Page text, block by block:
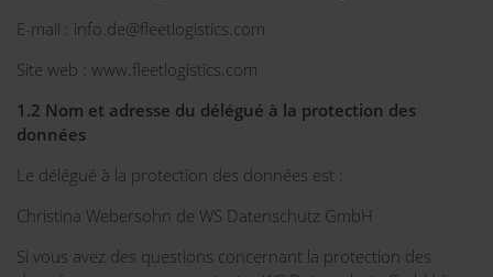
E-mail : info.de@fleetlogistics.com
Site web : www.fleetlogistics.com
1.2 Nom et adresse du délégué à la protection des
données
Le délégué à la protection des données est :
Christina Webersohn de WS Datenschutz GmbH
Si vous avez des questions concernant la protection des